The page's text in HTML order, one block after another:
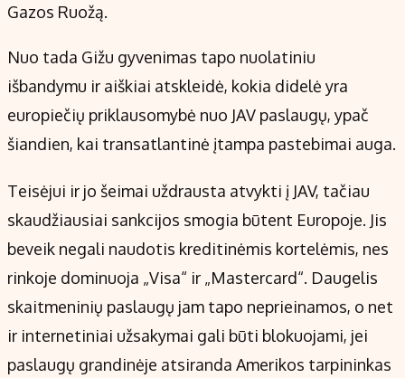
Gazos Ruožą.
Nuo tada Gižu gyvenimas tapo nuolatiniu
išbandymu ir aiškiai atskleidė, kokia didelė yra
europiečių priklausomybė nuo JAV paslaugų, ypač
šiandien, kai transatlantinė įtampa pastebimai auga.
Teisėjui ir jo šeimai uždrausta atvykti į JAV, tačiau
skaudžiausiai sankcijos smogia būtent Europoje. Jis
beveik negali naudotis kreditinėmis kortelėmis, nes
rinkoje dominuoja „Visa“ ir „Mastercard“. Daugelis
skaitmeninių paslaugų jam tapo neprieinamos, o net
ir internetiniai užsakymai gali būti blokuojami, jei
paslaugų grandinėje atsiranda Amerikos tarpininkas